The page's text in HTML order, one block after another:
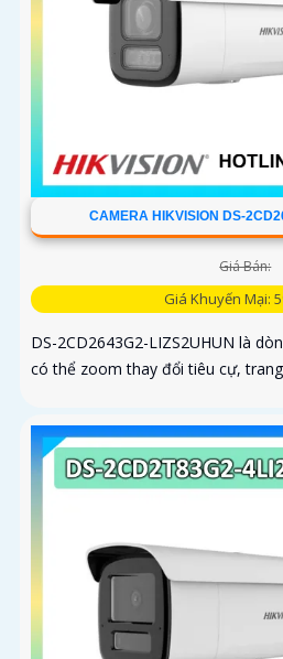
CAMERA HIKVISION DS-
Giá Bán:
Giá Khuyến Mại:
DS-2CD2643G2-LIZS2UHUN là
có thể zoom thay đổi tiêu cự,